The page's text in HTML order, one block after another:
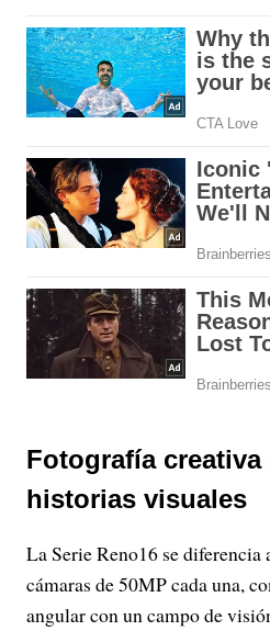
Fotografía creativa
historias visuales
La Serie Reno16 se diferencia
cámaras de 50MP cada una,
angular con un campo de